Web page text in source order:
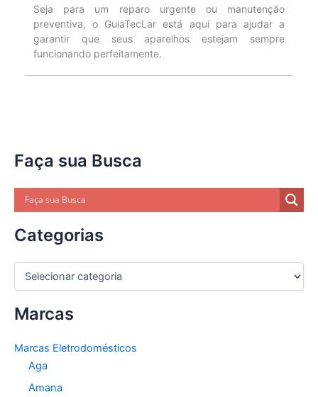
Seja para um reparo urgente ou manutenção
preventiva, o GuiaTecLar está aqui para ajudar a
garantir que seus aparelhos estejam sempre
funcionando perfeitamente.
Faça sua Busca
Categorias
C
e
r
Marcas
Marcas Eletrodomésticos
Aga
Amana